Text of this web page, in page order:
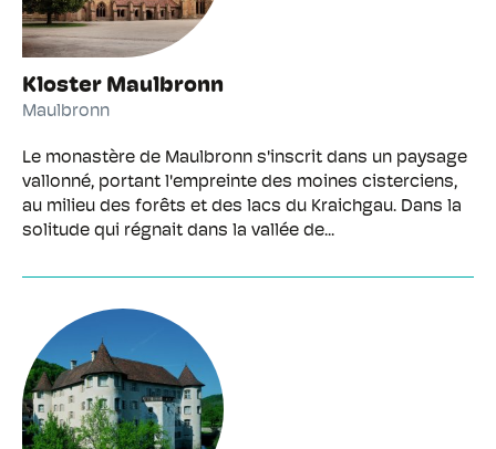
Kloster Maulbronn
Maulbronn
Le monastère de Maulbronn s'inscrit dans un paysage
vallonné, portant l'empreinte des moines cisterciens,
au milieu des forêts et des lacs du Kraichgau. Dans la
solitude qui régnait dans la vallée de...